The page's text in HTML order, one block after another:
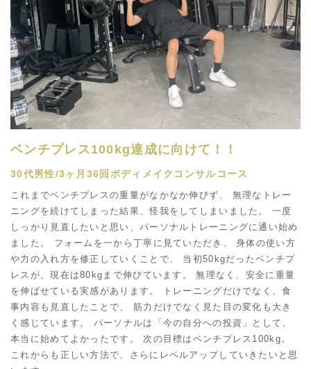
ベンチプレス100kg達成に向けて！！
30代男性/3ヶ月36回ボディメイクコンサルコース
これまでベンチプレスの重量がなかなか伸びず、 無理なトレー
ニングを続けてしまった結果、怪我をしてしまいました。 一度
しっかり見直したいと思い、パーソナルトレーニングに通い始め
ました。 フォームを一から丁寧に見ていただき、 身体の使い方
や力の入れ方を修正していくことで、 当初50kgだったベンチプ
レスが、現在は80kgまで伸びています。 無理なく、安全に重量
を伸ばせている実感があります。 トレーニングだけでなく、食
事内容も見直したことで、 筋力だけでなく見た目の変化も大き
く感じています。 パーソナルは「今の自分への投資」として、
本当に始めてよかったです。 次の目標はベンチプレス100kg。
これからも正しい方法で、さらにレベルアップしていきたいと思